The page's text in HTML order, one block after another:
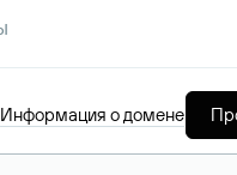
Информация о домене